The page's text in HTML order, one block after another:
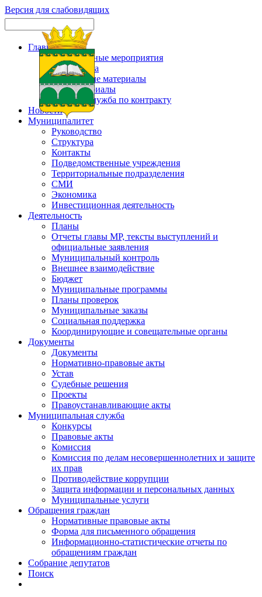
Версия для слабовидящих
Главная
Официальные мероприятия
Карта сайта
Актуальные материалы
Фотоматериалы
Военная служба по контракту
Новости
Муниципалитет
Руководство
Структура
Контакты
Подведомственные учреждения
Территориальные подразделения
СМИ
Экономика
Инвестиционная деятельность
Деятельность
Планы
Отчеты главы МР, тексты выступлений и
официальные заявления
Муниципальный контроль
Внешнее взаимодействие
Бюджет
Муниципальные программы
Планы проверок
Муниципальные заказы
Социальная поддержка
Координирующие и совещательные органы
Документы
Документы
Нормативно-правовые акты
Устав
Судебные решения
Проекты
Правоустанавливающие акты
Муниципальная служба
Конкурсы
Правовые акты
Комиссия
Комиссия по делам несовершеннолетних и защите
их прав
Противодействие коррупции
Защита информации и персональных данных
Муниципальные услуги
Обращения граждан
Нормативные правовые акты
Форма для письменного обращения
Информационно-статистические отчеты по
обращениям граждан
Собрание депутатов
Поиск